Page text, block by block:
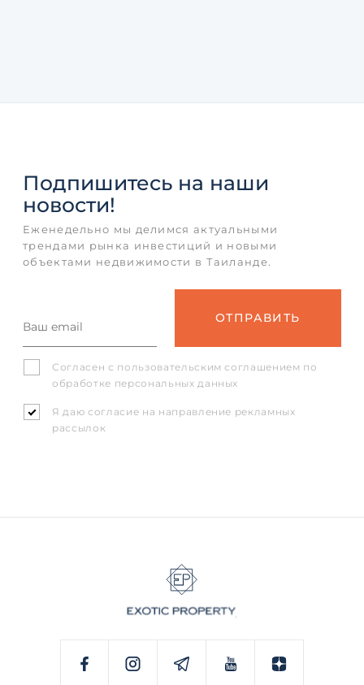
Подпишитесь на наши
новости!
Еженедельно мы делимся актуальными
трендами рынка инвестиций и новыми
объектами недвижимости в Таиланде.
Согласен с пользовательским соглашением по
обработке персональных данных
Я даю согласие на направление рекламных
рассылок